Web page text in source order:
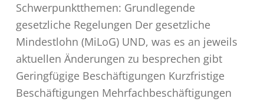
Schwerpunktthemen: Grundlegende
gesetzliche Regelungen Der gesetzliche
Mindestlohn (MiLoG) UND, was es an jeweils
aktuellen Änderungen zu besprechen gibt
Geringfügige Beschäftigungen Kurzfristige
Beschäftigungen Mehrfachbeschäftigungen